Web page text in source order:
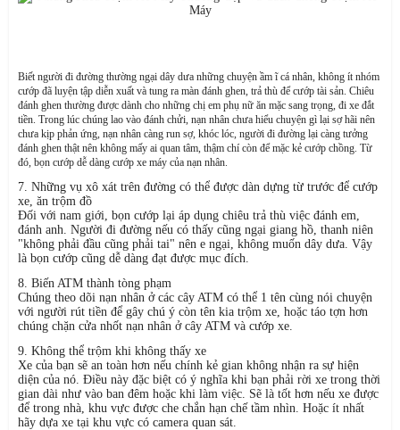
Biết người đi đường thường ngại dây dưa những chuyện ầm ĩ cá nhân, không ít nhóm
cướp đã luyện tập diễn xuất và tung ra màn đánh ghen, trả thù để cướp tài sản. Chiêu
đánh ghen thường được dành cho những chị em phụ nữ ăn mặc sang trọng, đi xe đắt
tiền. Trong lúc chúng lao vào đánh chửi, nạn nhân chưa hiểu chuyện gì lại sợ hãi nên
chưa kịp phản ứng, nạn nhân càng run sợ, khóc lóc, người đi đường lại càng tưởng
đánh ghen thật nên không mấy ai quan tâm, thậm chí còn để mặc kẻ cướp chồng. Từ
đó, bọn cướp dễ dàng cướp xe máy của nạn nhân.
7. Những vụ xô xát trên đường có thể được dàn dựng từ trước để cướp
xe, ăn trộm đồ
Đối với nam giới, bọn cướp lại áp dụng chiêu trả thù việc đánh em,
đánh anh. Người đi đường nếu có thấy cũng ngại giang hồ, thanh niên
"không phải đầu cũng phải tai" nên e ngại, không muốn dây dưa. Vậy
là bọn cướp cũng dễ dàng đạt được mục đích.
8. Biến ATM thành tòng phạm
Chúng theo dõi nạn nhân ở các cây ATM có thể 1 tên cùng nói chuyện
với người rút tiền để gây chú ý còn tên kia trộm xe, hoặc táo tợn hơn
chúng chặn cửa nhốt nạn nhân ở cây ATM và cướp xe.
9. Không thể trộm khi không thấy xe
Xe của bạn sẽ an toàn hơn nếu chính kẻ gian không nhận ra sự hiện
diện của nó. Điều này đặc biệt có ý nghĩa khi bạn phải rời xe trong thời
gian dài như vào ban đêm hoặc khi làm việc. Sẽ là tốt hơn nếu xe được
để trong nhà, khu vực được che chắn hạn chế tầm nhìn. Hoặc ít nhất
hãy dựa xe tại khu vực có camera quan sát.